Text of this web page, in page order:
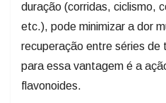
duração (corridas, ciclismo,
etc.), pode minimizar a dor
recuperação entre séries de
para essa vantagem é a
flavonoides.